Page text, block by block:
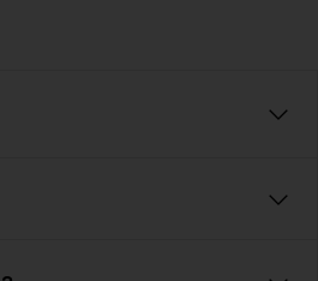
i EU-direktiven. Du hittar den